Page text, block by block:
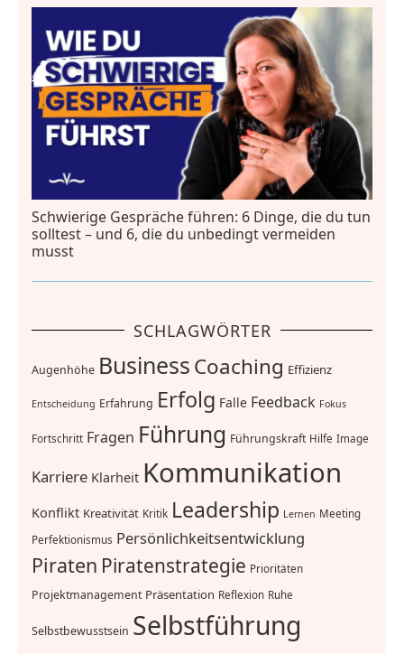
Schwierige Gespräche führen: 6 Dinge, die du tun
solltest – und 6, die du unbedingt vermeiden
musst
SCHLAGWÖRTER
Augenhöhe BusinessCoaching Effizienz
Entscheidung Erfahrung Erfolg Falle Feedback Fokus
Fortschritt Fragen Führung Führungskraft Hilfe Image
Karriere Klarheit Kommunikation
Konflikt Kreativität Kritik Leadership Lernen Meeting
Perfektionismus Persönlichkeitsentwicklung
Piraten Piratenstrategie Prioritäten
Projektmanagement Präsentation Reflexion Ruhe
Selbstbewusstsein Selbstführung